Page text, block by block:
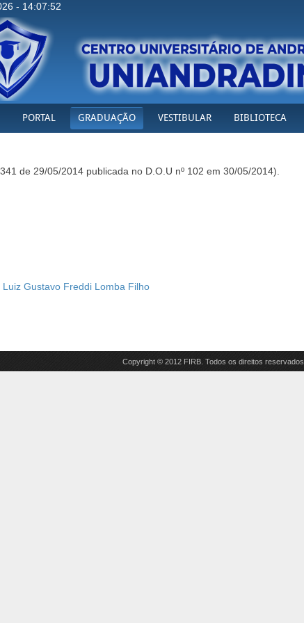
- 14:07:52
PORTAL GRADUAÇÃO VESTIBULAR BIBLIOTECA
de 29/05/2014 publicada no D.O.U nº 102 em 30/05/2014).
Luiz Gustavo Freddi Lomba Filho
Copyright © 2012 FIRB. Todos os direitos reservados.